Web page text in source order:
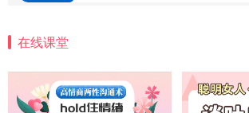
情感方案
北京-朝阳 151****3189
在线课堂